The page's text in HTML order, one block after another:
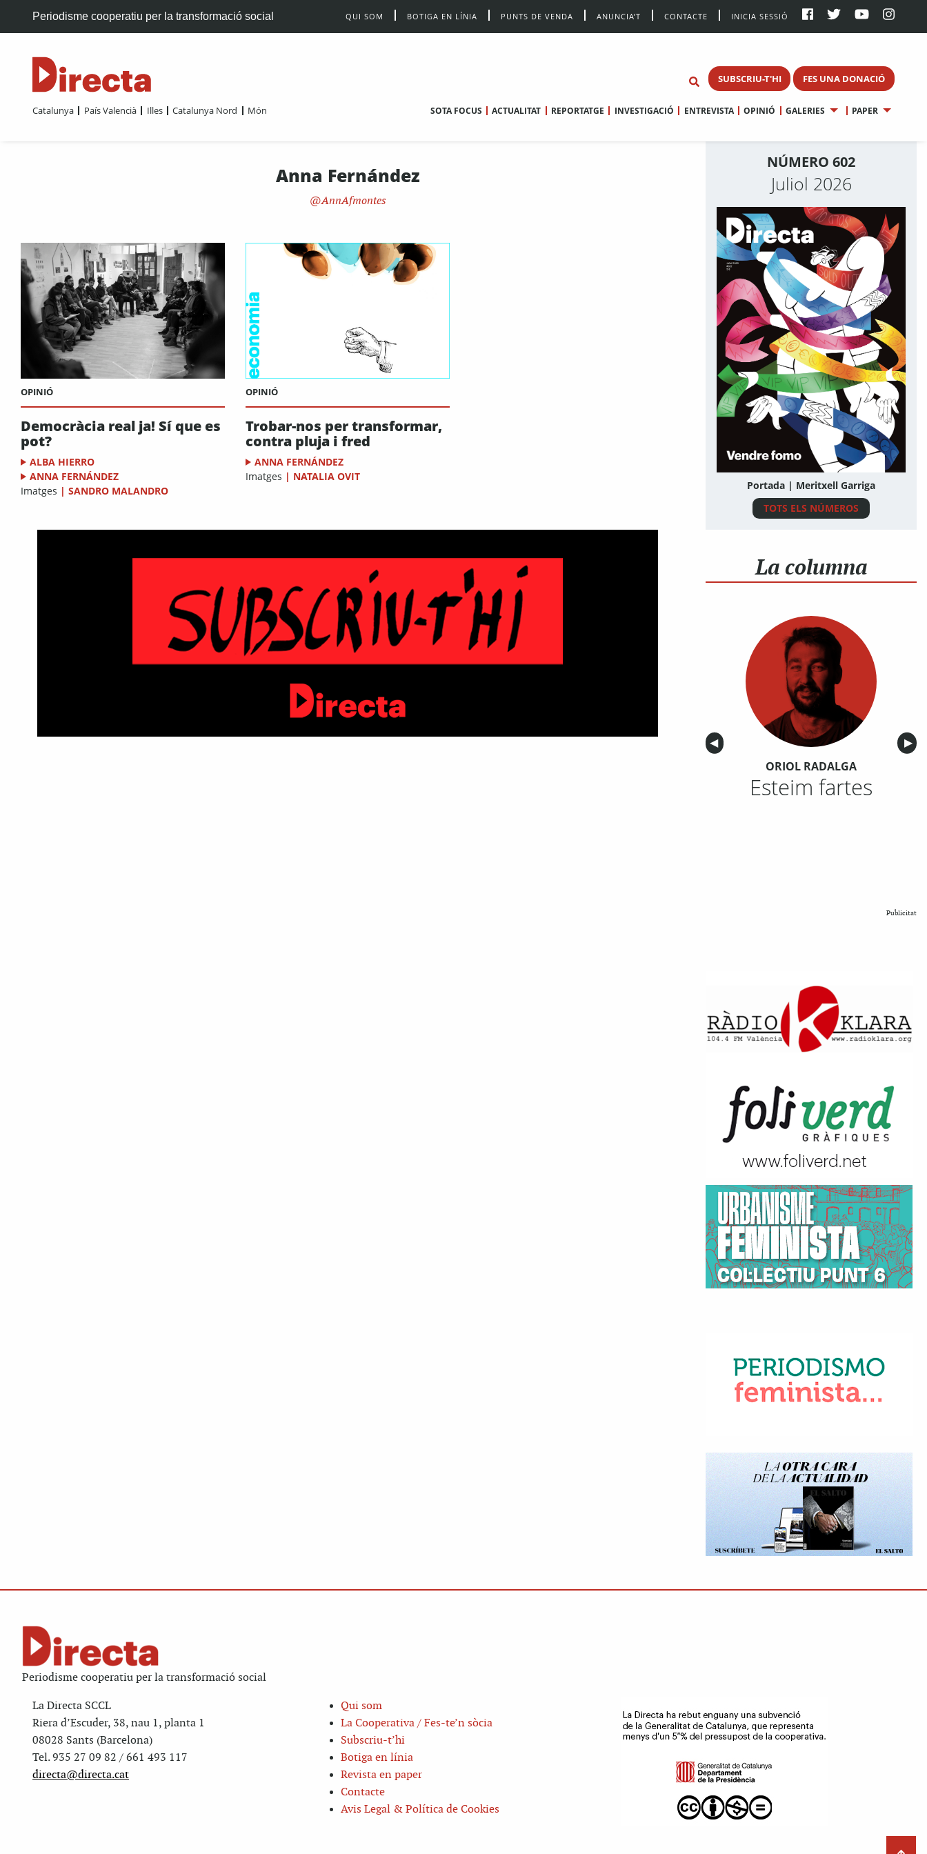
Periodisme cooperatiu per la transformació social QUI SOM BOTIGA EN LÍNIA PUNTS DE VENDA ANUNCIA’T CONTACTE INICIA SESSIÓ
SUBSCRIU-T'HI FES UNA DONACIÓ
Catalunya País Valencià Illes Catalunya Nord Món SOTA FOCUS ACTUALITAT REPORTATGE INVESTIGACIÓ ENTREVISTA OPINIÓ GALERIES PAPER
Anna Fernández
AnnAfmontes
OPINIÓ
Democràcia real ja! Sí que es
pot?
ALBA HIERRO
ANNA FERNÁNDEZ
Imatges | SANDRO MALANDRO
OPINIÓ
Trobar-nos per transformar,
contra pluja i fred
ANNA FERNÁNDEZ
Imatges | NATALIA OVIT
NÚMERO 602
Juliol 2026
Portada | Meritxell Garriga
TOTS ELS NÚMEROS
La columna
Anterior
◀︎ ▶︎
ORIOL RADALGA
Esteim fartes
Publicitat
Periodisme cooperatiu per la transformació social
La Directa SCCL
Riera d’Escuder, 38, nau 1, planta 1
08028 Sants (Barcelona)
Tel. 935 27 09 82 / 661 493 117
directa@directa.cat
Qui som
La Cooperativa / Fes-te’n sòcia
Subscriu-t’hi
Botiga en línia
Revista en paper
Contacte
Avis Legal & Política de Cookies